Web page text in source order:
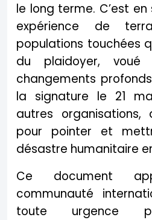
le long terme. C’est
expérience de
populations touchées
du plaidoyer,
changements
la signature le 21
autres organisations,
pour pointer et
désastre humanitaire
Ce document
communauté
toute urgence